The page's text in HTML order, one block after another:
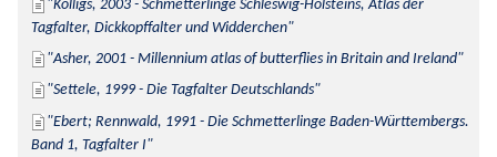
Kolligs, 2003 - Schmetterlinge Schleswig-Holsteins, Atlas der
Tagfalter, Dickkopffalter und Widderchen
Asher, 2001 - Millennium atlas of butterflies in Britain and Ireland
Settele, 1999 - Die Tagfalter Deutschlands
Ebert; Rennwald, 1991 - Die Schmetterlinge Baden-Württembergs.
Band 1, Tagfalter I